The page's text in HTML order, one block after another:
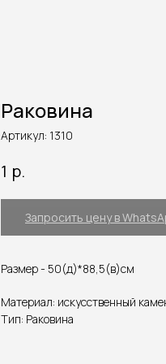
Раковина
Артикул: 1310
1 р.
Запросить цену в
Размер - 50(д)*88,5(в)см
Материал: искусственный
Тип: Раковина